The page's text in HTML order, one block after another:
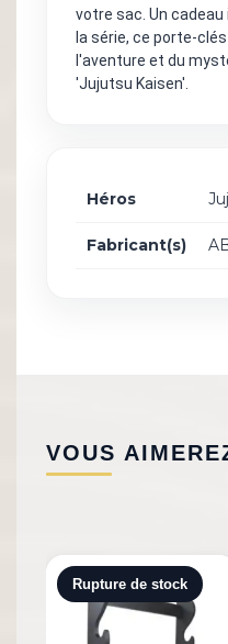
votre sac. Un
la série, ce porte-
l'aventure et du
'Jujutsu Kaisen'.
Héros
Fabricant(s)
VOUS
Rupture de stock